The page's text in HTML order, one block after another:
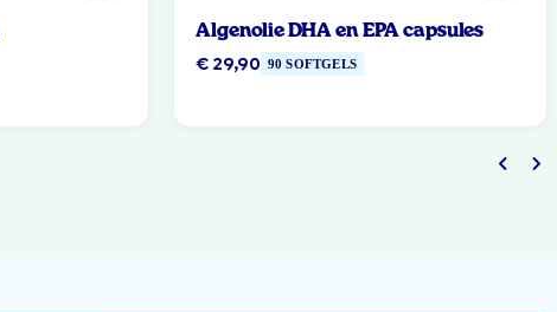
Algenolie DHA en EPA capsules
€ 29,90 90 SOFTGELS